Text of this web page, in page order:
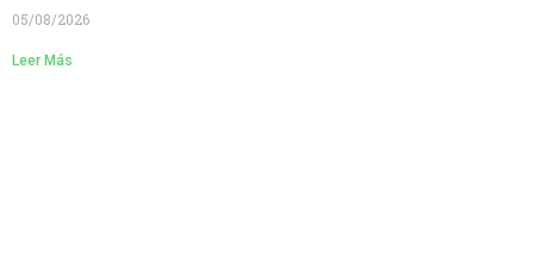
05/08/2026
Leer Más